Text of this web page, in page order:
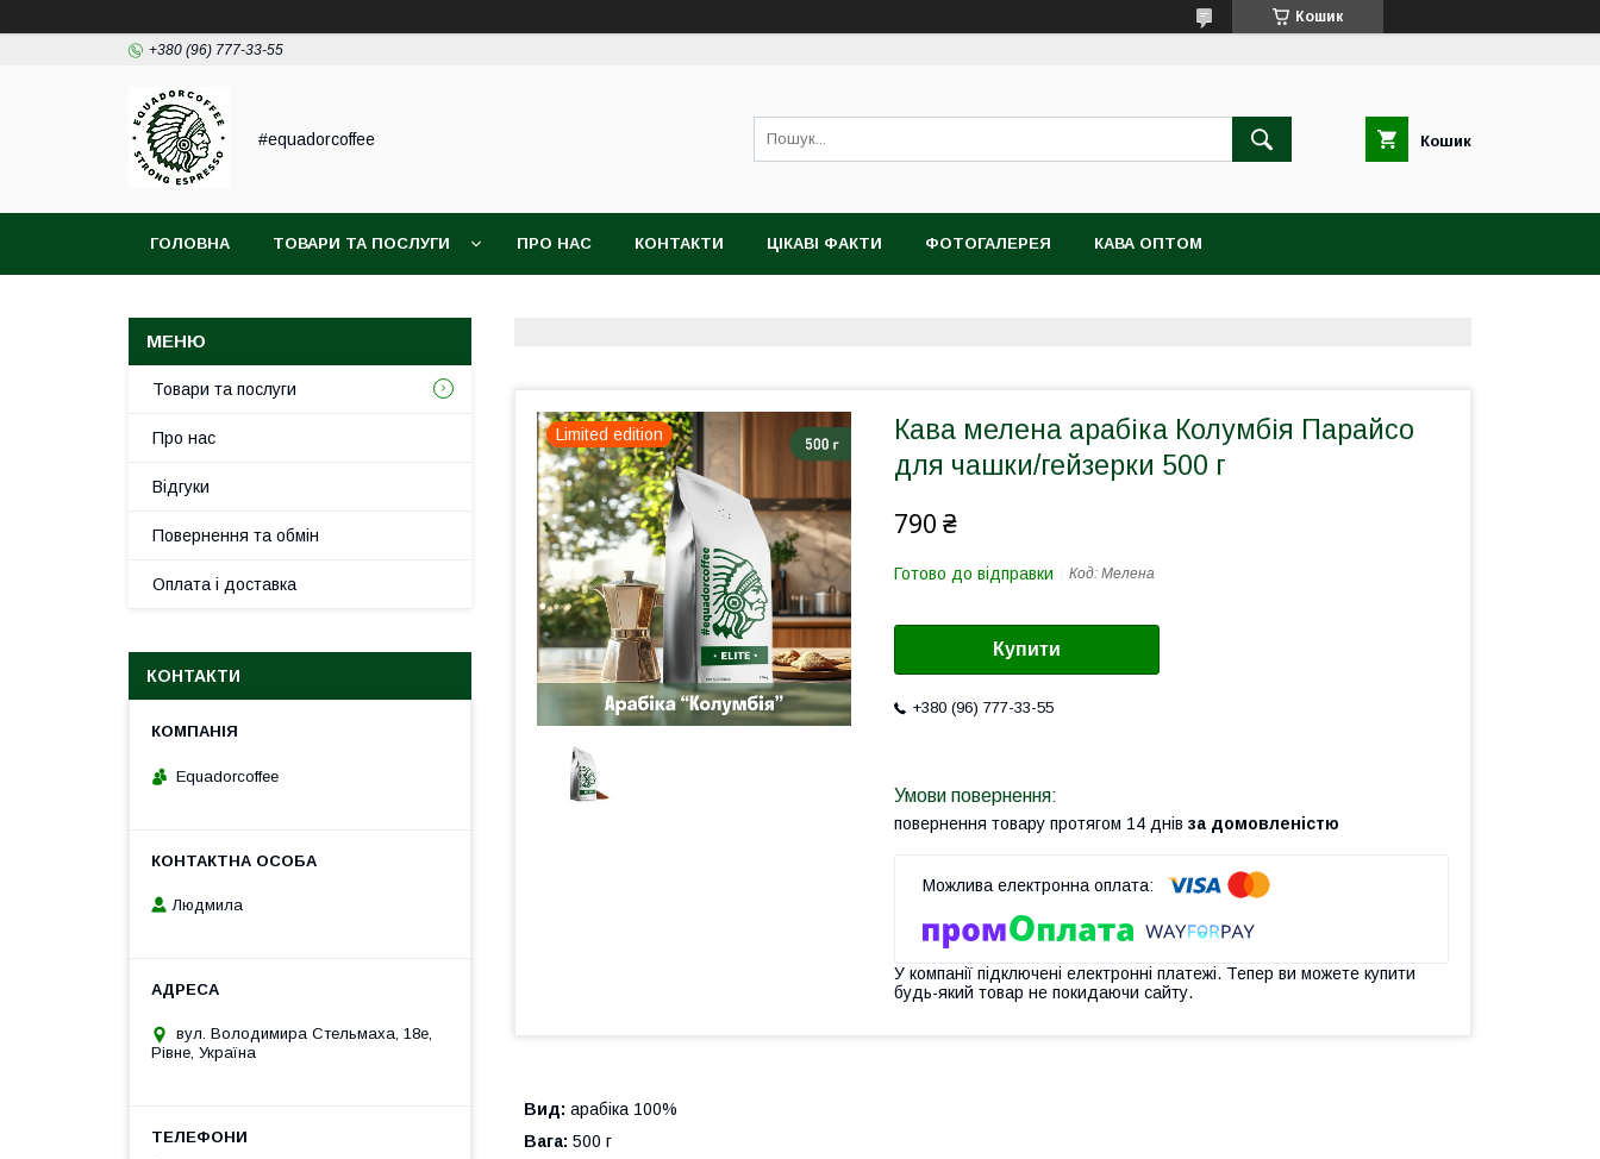
Кошик
+380 (96) 777-33-55
#equadorcoffee Кошик
ГОЛОВНА ТОВАРИ ТА ПОСЛУГИ ПРО НАС КОНТАКТИ ЦІКАВІ ФАКТИ ФОТОГАЛЕРЕЯ КАВА ОПТОМ
Limited edition
Кава мелена арабіка Колумбія Парайсо
для чашки/гейзерки 500 г
790 ₴
Готово до відправки Код: Мелена
Купити
+380 (96) 777-33-55
повернення товару протягом 14 днів за домовленістю
У компанії підключені електронні платежі. Тепер ви можете купити
будь-який товар не покидаючи сайту.
Вид: арабіка 100%
Вага: 500 г
Товари та послуги
Про нас
Відгуки
Повернення та обмін
Оплата і доставка
КОНТАКТИ
Equadorcoffee
Людмила
вул. Володимира Стельмаха, 18е,
Рівне, Україна